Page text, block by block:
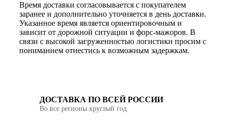
Время доставки согласовывается с покупателем
заранее и дополнительно уточняется в день доставки.
Указанное время является ориентировочным и
зависит от дорожной ситуации и форс-мажоров. В
связи с высокой загруженностью логистики просим с
пониманием отнестись к возможным задержкам.
ДОСТАВКА ПО ВСЕЙ РОССИИ
Во все регионы круглый год